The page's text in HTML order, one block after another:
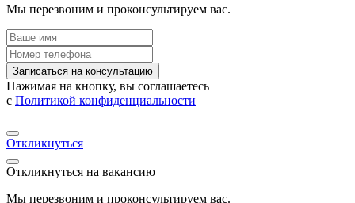
Мы перезвоним и проконсультируем вас.
Записаться на консультацию
Нажимая на кнопку, вы соглашаетесь
с Политикой конфиденциальности
Откликнуться
Откликнуться на вакансию
Мы перезвоним и проконсультируем вас.